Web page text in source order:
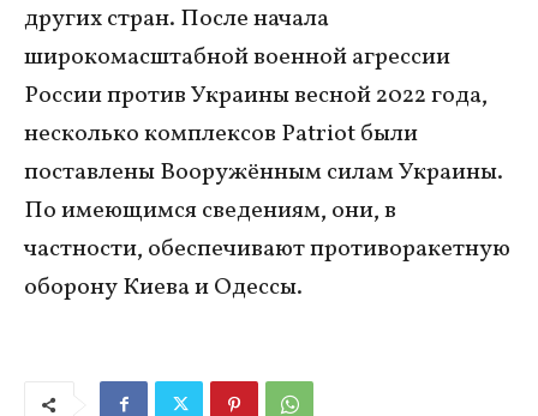
других стран. После начала
широкомасштабной военной агрессии
России против Украины весной 2022 года,
несколько комплексов Patriot были
поставлены Вооружённым силам Украины.
По имеющимся сведениям, они, в
частности, обеспечивают противоракетную
оборону Киева и Одессы.